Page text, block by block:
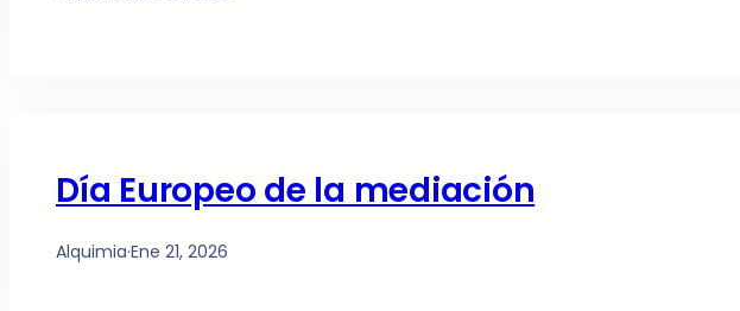
Día Europeo de la mediación
Alquimia·Ene 21, 2026